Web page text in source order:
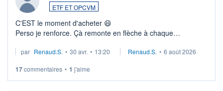
ETF ET OPCVM
C'EST le moment d'acheter 😄​
Perso je renforce. Çà remonte en flèche à chaque
Investissement long terme tip top pour sa retraite.
par Renaud.S. • 30 avr. • 13:20 Renaud.S. • 6 août 2026
17commentaires • 1 j'aime